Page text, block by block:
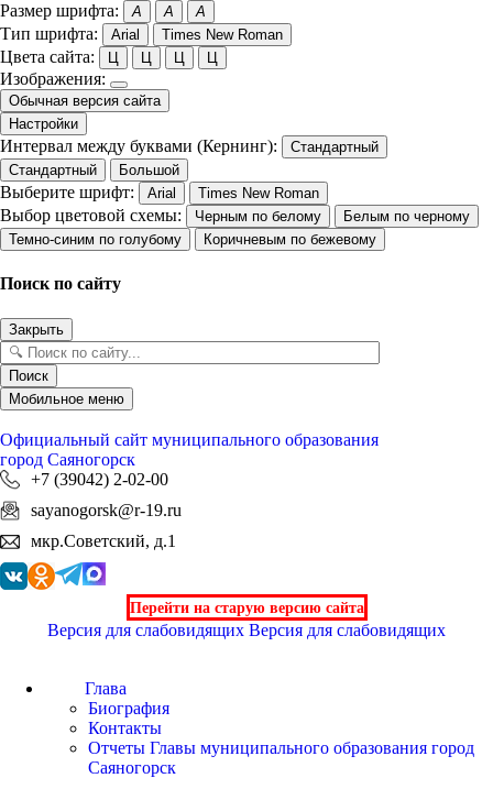
Размер шрифта: A A A
Тип шрифта: Arial Times New Roman
Цвета сайта: Ц Ц Ц Ц
Изображения:
Обычная версия сайта
Настройки
Интервал между буквами (Кернинг):
Стандартный
Стандартный
Большой
Выберите шрифт: Arial Times New Roman
Выбор цветовой схемы: Черным по белому
Белым по черному
Темно-синим по голубому
Коричневым по бежевому
Поиск по сайту
Закрыть
Поиск
Мобильное меню
Официальный сайт муниципального образования
город Саяногорск
+7 (39042) 2-02-00
sayanogorsk@r-19.ru
мкр.Советский, д.1
Перейти на старую версию сайта
Версия для слабовидящих Версия для слабовидящих
Глава
Биография
Контакты
Отчеты Главы муниципального образования город
Саяногорск